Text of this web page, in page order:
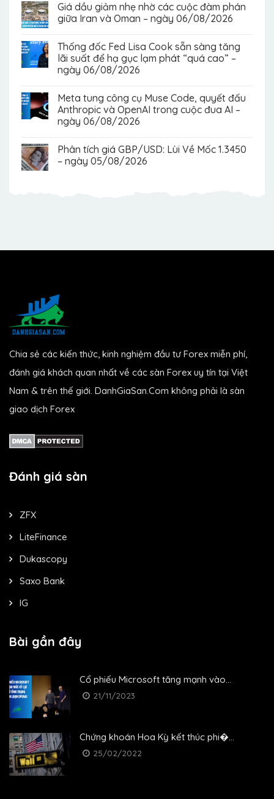
Giá dầu giảm nhẹ nhờ các cuộc đàm phán
giữa Iran và Oman – ngày 06/08/2026
Thống đốc Fed Lisa Cook sẵn sàng tăng
lãi suất để hạ gục lạm phát “quá cao” –
ngày 06/08/2026
Meta tung công cụ Muse Code, quyết đấu
Anthropic và OpenAI trong cuộc đua AI –
ngày 06/08/2026
Phân tích giá GBP/USD: Lùi Về Mốc 1.3450
– ngày 05/08/2026
Chia sẻ các kiến thức, kinh nghiệm đầu tư Forex miễn phí,
đánh giá khách quan nhất về các sàn Forex uy tín tại Việt
Nam & trên thế giới. DanhGiaSan.Com không phải là sàn
giao dịch Forex
Đánh giá sàn
ZFX
LiteFinance
Dukascopy
Saxo Bank
IG
Bài gần đây
Cổ phiếu Microsoft tăng mạnh vào...
21/11/2023
Chứng khoán Hoa Kỳ kết thúc phi�...
25/02/2022